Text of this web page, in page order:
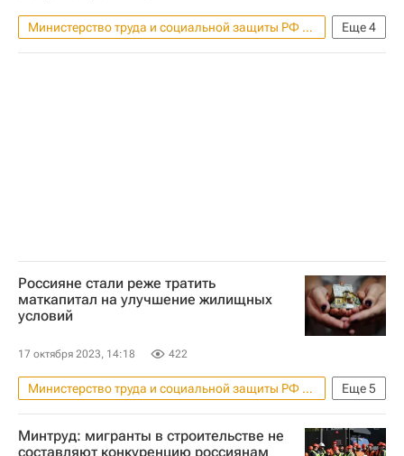
Еще4
Министерство труда и социальной защиты РФ (Минтруд России)
Министерство строительства и жилищно-коммунального хозяйства РФ (Минстрой России)
Россияне стали реже тратить
маткапитал на улучшение жилищных
условий
17 октября 2023, 14:18 422
Еще5
Министерство труда и социальной защиты РФ (Минтруд России)
Жилье
Россия
Антон Котяков
Совет Федерации РФ
Минтруд: мигранты в строительстве не
составляют конкуренцию россиянам